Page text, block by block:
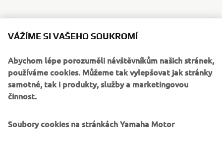
VÁŽÍME SI VAŠEHO SOUKROMÍ
Abychom lépe porozuměli návštěvníkům našich stránek,
používáme cookies. Můžeme tak vylepšovat jak stránky
samotné, tak i produkty, služby a marketingovou
činnost.
Soubory cookies na stránkách Yamaha Motor